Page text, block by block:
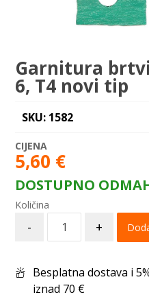
Garnitura
6, T4 novi tip
SKU: 1582
5,60 €
DOSTUPNO
- +
Besplatna dostava i
iznad 70 €